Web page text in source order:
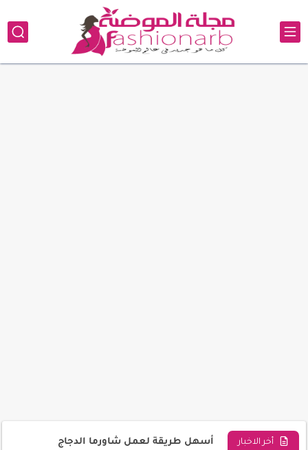
أخر الاخبار أسهل طريقة لعمل شاورما الدجاج